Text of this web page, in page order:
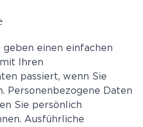
einen einfachen
Ihren
passiert, wenn Sie
Personenbezogene Daten
Sie persönlich
Ausführliche